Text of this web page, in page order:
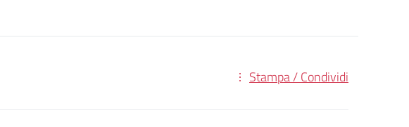
Stampa / Condividi